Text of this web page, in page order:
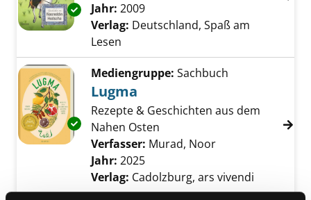
Exemplar-Details von Geschichten von
Suche nach diesem Verfasser
Jahr: 2009
Verlag: Deutschland, Spaß am
Lesen
Exemplar-Details von Lugma anzeigen
Mediengruppe: Sachbuch
Lugma
Rezepte & Geschichten aus dem
Nahen Osten
Verfasser: Murad, Noor
Jahr: 2025
Verlag: Cadolzburg, ars vivendi